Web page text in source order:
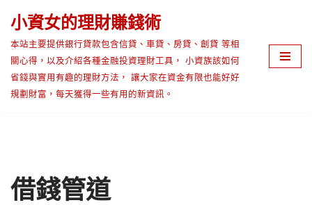
Skip
to
content
小資女的理財賺錢術
本站主要提供銀行貸款包含信貸、車貸、房貸、創貸 等相
關心得，以及介紹各種金融投資理財工具， 小資族該如何
省錢與實用有趣的理財方法， 讓大家在資金有限也能好好
規劃財富，每天獲得一些有用的新資訊。
借錢管道